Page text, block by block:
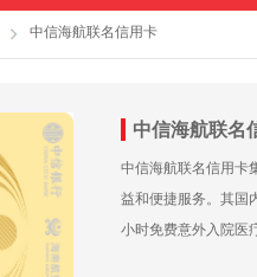
中信海航联名信用卡
中信海航联名
中信海航联名信用卡
益和便捷服务。其国
小时免费意外入院医